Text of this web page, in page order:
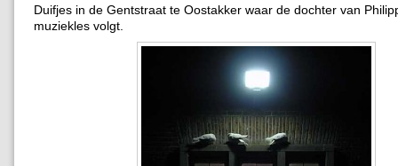
Duifjes in de Gentstraat te Oostakker waar de dochter van
muziekles volgt.